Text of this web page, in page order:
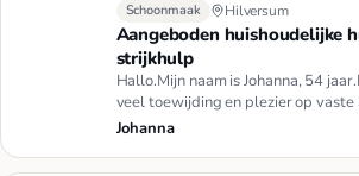
Schoonmaak Hilversum
Aangeboden huishoudelijke
strijkhulp
Hallo.Mijn naam is Johanna, 54
veel toewijding en plezier op vaste
nog tijd …
Johanna